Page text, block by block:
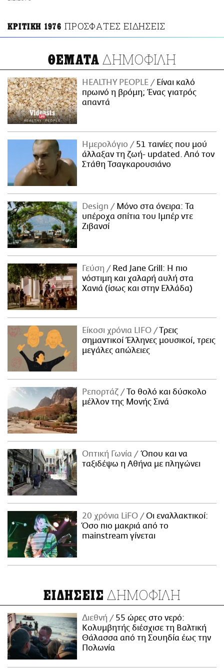
ΚΡΙΤΙΚΗ 1976 ΠΡΟΣΦΑΤΕΣ ΕΙΔΗΣΕΙΣ
ΘΕΜΑΤΑ ΔΗΜΟΦΙΛΗ
HEALTHY PEOPLE
Είναι καλό
πρωινό η βρόμη; Ένας γιατρός
απαντά
Ημερολόγιο
51 ταινίες που μού
άλλαξαν τη ζωή- updated. Aπό τον
Στάθη Τσαγκαρουσιάνο
Design
Μόνο στα όνειρα: Τα
υπέροχα σπίτια του Ιμπέρ ντε
Ζιβανσί
Γεύση
Red Jane Grill: Η πιο
νόστιμη και χαλαρή αυλή στα
Χανιά (ίσως και στην Ελλάδα)
Είκοσι χρόνια LIFO
Tρεις
σημαντικοί Έλληνες μουσικοί, τρεις
μεγάλες απώλειες
Ρεπορτάζ
Το θολό και δύσκολο
μέλλον της Μονής Σινά
Οπτική Γωνία
Όπου και να
ταξιδέψω η Αθήνα με πληγώνει
20 χρόνια LiFO
Οι εναλλακτικοί:
Όσο πιο μακριά από το
mainstream γίνεται
ΕΙΔΗΣΕΙΣ ΔΗΜΟΦΙΛΗ
Διεθνή
55 ώρες στο νερό:
Κολυμβητής διέσχισε τη Βαλτική
Θάλασσα από τη Σουηδία έως την
Πολωνία